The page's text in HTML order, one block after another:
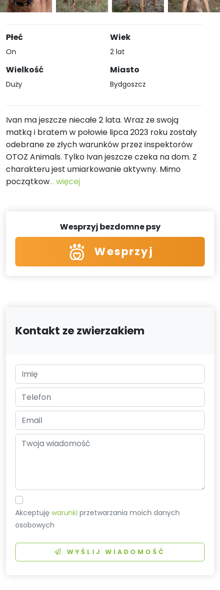
Płeć
On
Wielkość
Duży
Wiek
2 lat
Miasto
Bydgoszcz
Ivan ma jeszcze niecałe 2 lata. Wraz ze swoją
matką i bratem w połowie lipca 2023 roku zostały
odebrane ze złych warunków przez inspektorów
OTOZ Animals. Tylko Ivan jeszcze czeka na dom. Z
charakteru jest umiarkowanie aktywny. Mimo
początkow... więcej
Wesprzyj bezdomne psy
Wesprzyj
Kontakt ze zwierzakiem
Akceptujęwarunki przetwarzania moich danych
osobowych
WYŚLIJ WIADOMOŚĆ